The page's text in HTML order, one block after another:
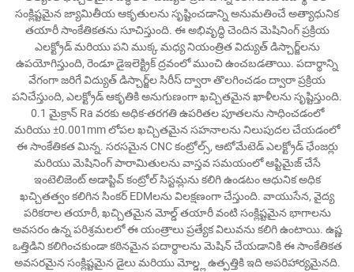
సంక్లిష్టమైన జ్యామితీయ ఆకృతులను సృష్టించడాన్ని అనుమతించే అత్యాధునిక
తయారీ సాంకేతికతను సూచిస్తుంది. ఈ అభివృద్ధి చెందిన మెషినింగ్ ప్రక్రియ
ఎలక్ట్రోడ్ మరియు పని ముక్క మధ్య నియంత్రిత విద్యుత్ డిస్చార్జ్‌లను
ఉపయోగిస్తుంది, రెండూ డైఇలెక్ట్రిక్ ద్రవంలో ముంచి ఉంచబడతాయి. పదార్థాన్ని
వేగంగా జరిగే విద్యుత్ డిస్చార్జ్‌ల సిరీస్ ద్వారా తొలగించడం ద్వారా ప్రక్రియ
పనిచేస్తుంది, ఎలక్ట్రోడ్ ఆకృతికి అనుగుణంగా ఖచ్చితమైన ఖాళీలను సృష్టిస్తుంది.
0.1 మైక్రాన్ Ra వరకు అధిక-తరగతి ఉపరితల పూతలను సాధించడంలో
మరియు ±0.001mm లోపల ఖచ్చితమైన సహనాలను నిలుపుదల చేయడంలో
ఈ సాంకేతికత మిన్న. సరసమైన CNC కంట్రోల్స్, ఆటోమేటెడ్ ఎలక్ట్రోడ్ ఛేంజర్లు
మరియు మెషినింగ్ పారామితులను వాస్తవ సమయంలో ఆప్టిమైజ్ చేసే
ఇంటెలిజెంట్ అడాప్టివ్ కంట్రోల్ సిస్టమ్లను కలిగి ఉండటం ఆధునిక అధిక
ఖచ్చితత్వం కలిగిన సింకర్ EDMలను విలక్షణంగా చేస్తుంది. వాయుసేన, వైద్య
పరికరాల తయారీ, ఖచ్చితమైన మోల్డ్ తయారీ వంటి సంక్లిష్టమైన భాగాలను
అవసరం ఉన్న పరిశ్రమలలో ఈ యంత్రాలు ప్రత్యేక విలువను కలిగి ఉంటాయి. ఉష్ణ
ఒత్తిడిని కలిగించకుండా కఠినమైన పదార్థాలను మెషిన్ చేయడానికి ఈ సాంకేతికత
అవసరమైన సంక్లిష్టమైన డైలు మరియు మోల్డ్ల ఉత్పత్తికి ఇది అపరిహార్యమైనది.